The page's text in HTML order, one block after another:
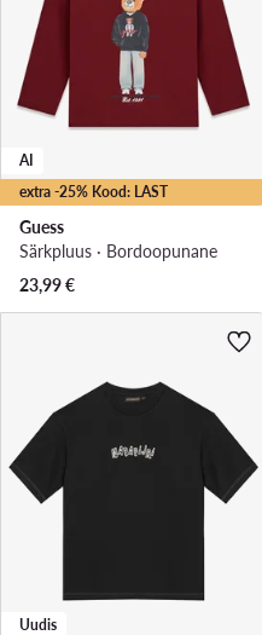
extra -25% Kood: LAST
AI
Guess
Särkpluus · Bordoopunane
23,99€
Uudis